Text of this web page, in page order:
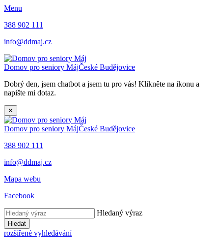
Menu
388 902 111
info@ddmaj.cz
Domov pro seniory MájČeské Budějovice
Dobrý den, jsem chatbot a jsem tu pro vás! Klikněte na ikonu a
napište mi dotaz.
✕
Domov pro seniory MájČeské Budějovice
388 902 111
info@ddmaj.cz
Mapa webu
Facebook
Hledaný výraz
Hledat
rozšířené vyhledávání